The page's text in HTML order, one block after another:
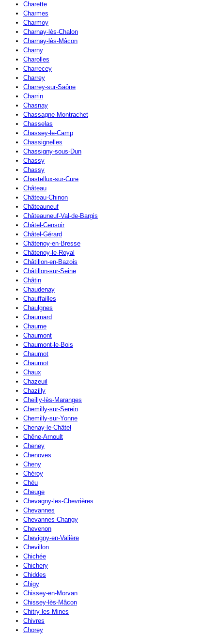
Charette
Charmes
Charmoy
Charnay-lès-Chalon
Charnay-lès-Mâcon
Charny
Charolles
Charrecey
Charrey
Charrey-sur-Saône
Charrin
Chasnay
Chassagne-Montrachet
Chasselas
Chassey-le-Camp
Chassignelles
Chassigny-sous-Dun
Chassy
Chassy
Chastellux-sur-Cure
Château
Château-Chinon
Châteauneuf
Châteauneuf-Val-de-Bargis
Châtel-Censoir
Châtel-Gérard
Châtenoy-en-Bresse
Châtenoy-le-Royal
Châtillon-en-Bazois
Châtillon-sur-Seine
Châtin
Chaudenay
Chauffailles
Chaulgnes
Chaumard
Chaume
Chaumont
Chaumont-le-Bois
Chaumot
Chaumot
Chaux
Chazeuil
Chazilly
Cheilly-lès-Maranges
Chemilly-sur-Serein
Chemilly-sur-Yonne
Chenay-le-Châtel
Chêne-Arnoult
Cheney
Chenoves
Cheny
Chéroy
Chéu
Cheuge
Chevagny-les-Chevrières
Chevannes
Chevannes-Changy
Chevenon
Chevigny-en-Valière
Chevillon
Chichée
Chichery
Chiddes
Chigy
Chissey-en-Morvan
Chissey-lès-Mâcon
Chitry-les-Mines
Chivres
Chorey